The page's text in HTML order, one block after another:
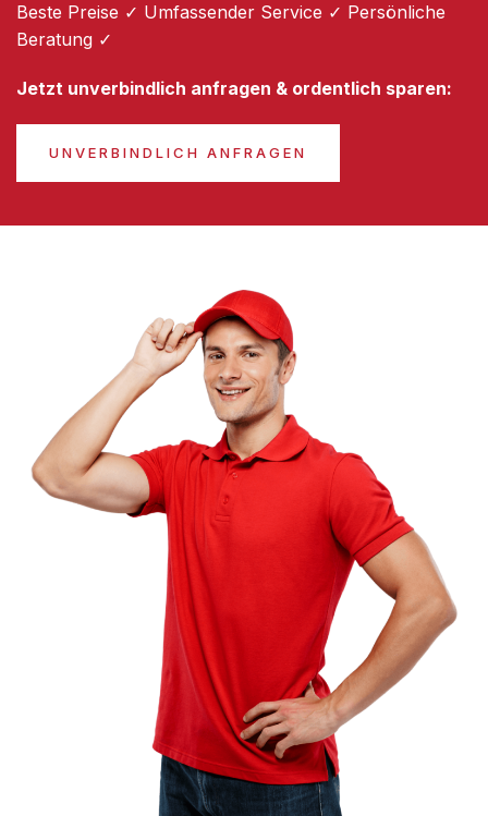
Beste Preise ✓ Umfassender Service ✓ Persönliche
Beratung ✓
Jetzt unverbindlich anfragen & ordentlich sparen:
UNVERBINDLICH ANFRAGEN